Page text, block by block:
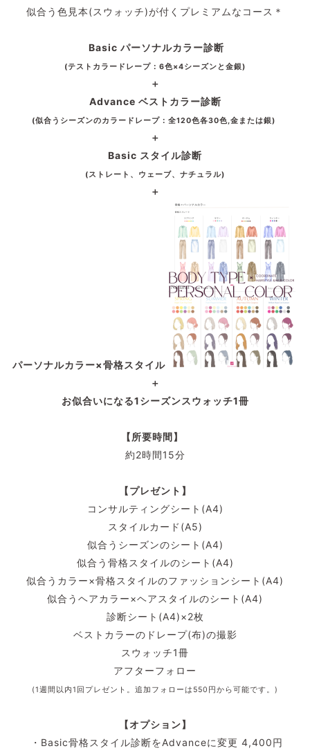
似合う色見本(スウォッチ)が付くプレミアムなコース＊
Basic パーソナルカラー診断
(テストカラードレープ：6色×4シーズンと金銀)
＋
Advance ベストカラー診断
(似合うシーズンのカラードレープ：全120色各30色,金または銀)
＋
Basic スタイル診断
(ストレート、ウェーブ、ナチュラル)
＋
パーソナルカラー×骨格スタイル
＋
お似合いになる1シーズンスウォッチ1冊
【所要時間】
約2時間15分
【プレゼント】
コンサルティングシート(A4)
スタイルカード(A5)
似合うシーズンのシート(A4)
似合う骨格スタイルのシート(A4)
似合うカラー×骨格スタイルのファッションシート(A4)
似合うヘアカラー×ヘアスタイルのシート(A4)
診断シート(A4)×2枚
ベストカラーのドレープ(布)の撮影
スウォッチ1冊
アフターフォロー
(1週間以内1回プレゼント。追加フォローは550円から可能です。)
【オプション】
・Basic骨格スタイル診断をAdvanceに変更 4,400円